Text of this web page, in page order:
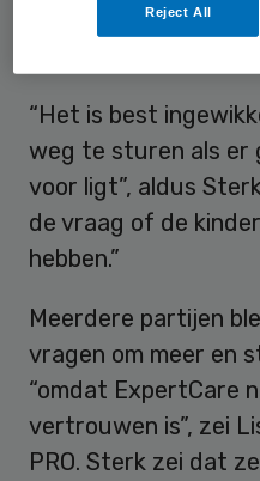
gewoon wat het
“Het is best
weg te sturen als er
voor ligt”, aldus
de vraag of de
hebben.”
Meerdere partijen
vragen om meer en
“omdat ExpertCare
vertrouwen is”, zei
PRO. Sterk zei dat
Reject All